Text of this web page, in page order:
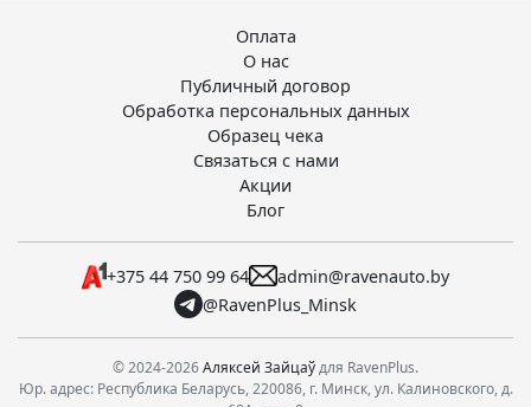
Оплата
О нас
Публичный договор
Обработка персональных данных
Образец чека
Связаться с нами
Акции
Блог
+375 44 750 99 64
admin@ravenauto.by
@RavenPlus_Minsk
© 2024-2026Аляксей Зайцаўдля RavenPlus.
Юр. адрес: Республика Беларусь, 220086, г. Минск, ул. Калиновского, д.